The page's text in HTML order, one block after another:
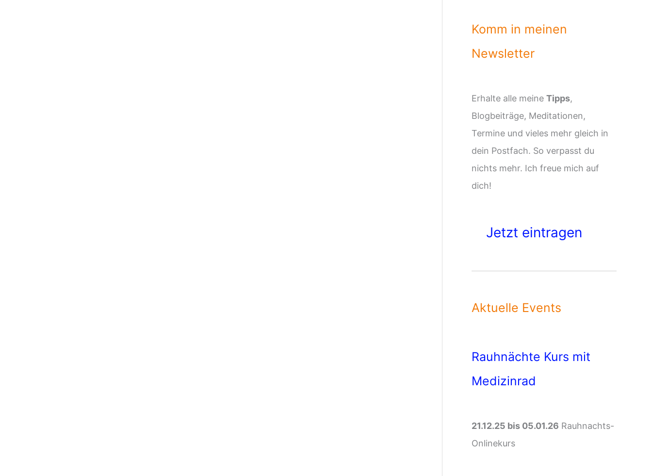
Komm in meinen
Newsletter
Erhalte alle meine Tipps,
Blogbeiträge, Meditationen,
Termine und vieles mehr gleich in
dein Postfach. So verpasst du
nichts mehr. Ich freue mich auf
dich!
Jetzt eintragen
Aktuelle Events
Rauhnächte Kurs mit
Medizinrad
21.12.25 bis 05.01.26 Rauhnachts-
Onlinekurs